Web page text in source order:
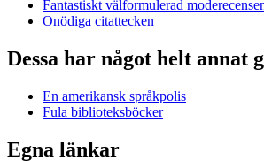
Fantastiskt välformulerad
Onödiga citattecken
Dessa har något helt annat
En amerikansk språkpolis
Fula biblioteksböcker
Egna länkar